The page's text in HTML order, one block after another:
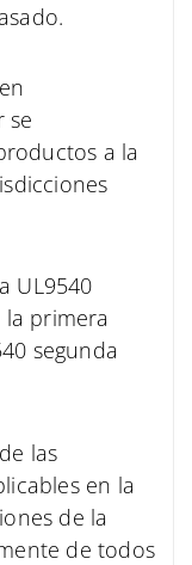
se
a la
UL9540
primera
segunda
las
en la
de la
de todos